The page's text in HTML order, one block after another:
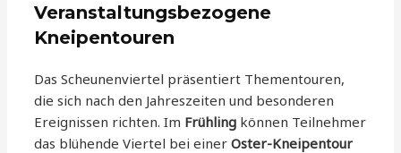
Veranstaltungsbezogene
Kneipentouren
Das Scheunenviertel präsentiert Thementouren,
die sich nach den Jahreszeiten und besonderen
Ereignissen richten. Im Frühling können Teilnehmer
das blühende Viertel bei einerOster-Kneipentour